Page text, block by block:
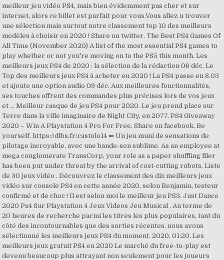
meilleur jeu vidéo PS4, mais bien évidemment pas cher et sur
internet, alors ce billet est parfait pour vous.Vous allez u trouver
une sélection mais surtout notre classement top 10 des meilleurs
modèles à choisir en 2020 ! Share on twitter. The Best PS4 Games Of
All Time (November 2020) A list of the most essential PS4 games to
play whether or not you're moving on to the PS5 this month. Les
meilleurs jeux PS4 de 2020 : la sélection de la rédaction 06 déc. Le
Top des meilleurs jeux PS4 à acheter en 2020 ! La PS4 passe en 8.03
et ajoute une option audio 09 déc. Aux meilleures fonctionnalités,
ses touches offrent des commandes plus précises lors de vos jeux
et … Meilleur casque de jeu PS4 pour 2020. Le jeu prend place sur
Terre dans la ville imaginaire de Night City, en 2077. PS4 Giveaway
2020 – Win A Playstation 4 Pro For Free. Share on facebook. Be
yourself. https://dlbs.fr/castolo14 ⬅ Un jeu muni de sensations de
pilotage incroyable, avec une bande-son sublime. As an employee at
mega conglomerate TransCorp, your role as a paper shuffling filer
has been put under threat by the arrival of cost-cutting robots. Liste
de 30 jeux vidéo . Découvrez le classement des dix meilleurs jeux
vidéo sur console PS4 en cette année 2020, selon Benjamin, testeur
confirmé et de choc ! Il est selon moi le meilleur jeu PS3. Just Dance
2020 Ps4 Sur Playstation 4 Jeux Videos Jeu Musical . Au terme de
20 heures de recherche parmi les titres les plus populaires, tant du
côté des incontournables que des sorties récentes, nous avons
sélectionné les meilleurs jeux PS4 du moment. 2020, 01:20. Les
meilleurs jeux gratuit PS4 en 2020 Le marché du free-to-play est
devenu beaucoup plus attrayant non seulement pour les joueurs